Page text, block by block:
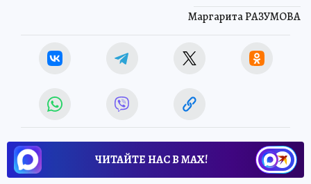
Маргарита РАЗУМОВА
ЧИТАЙТЕ НАС В МАХ!